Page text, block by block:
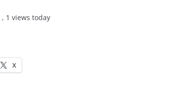
, 1 views today
X